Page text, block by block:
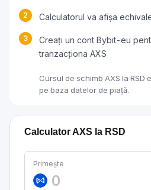
2 Calculatorul va afișa
3
Creați un cont Bybit-eu
tranzacționa AXS
Cursul de schimb AXS la RSD
pe baza datelor de piață.
Calculator AXS la RSD
Primește